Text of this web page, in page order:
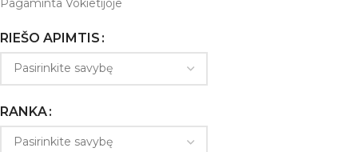
Pagaminta Vokietijoje
RIEŠO APIMTIS
RANKA